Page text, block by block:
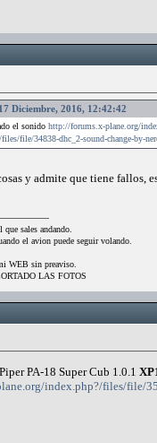
Diciembre, 2016, 12:42:42
el sonido http://forums.x-plane.org/
file/34838-dhc_2-sound-change-by-
y admite que tiene fallos,
sales andando.
el avion puede seguir volando.
WEB sin preaviso.
LAS FOTOS
PA-18 Super Cub 1.0.1
index.php?/files/file/